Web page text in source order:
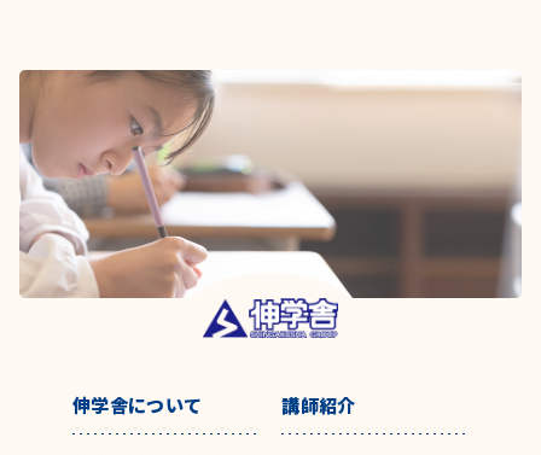
伸学舎について 講師紹介